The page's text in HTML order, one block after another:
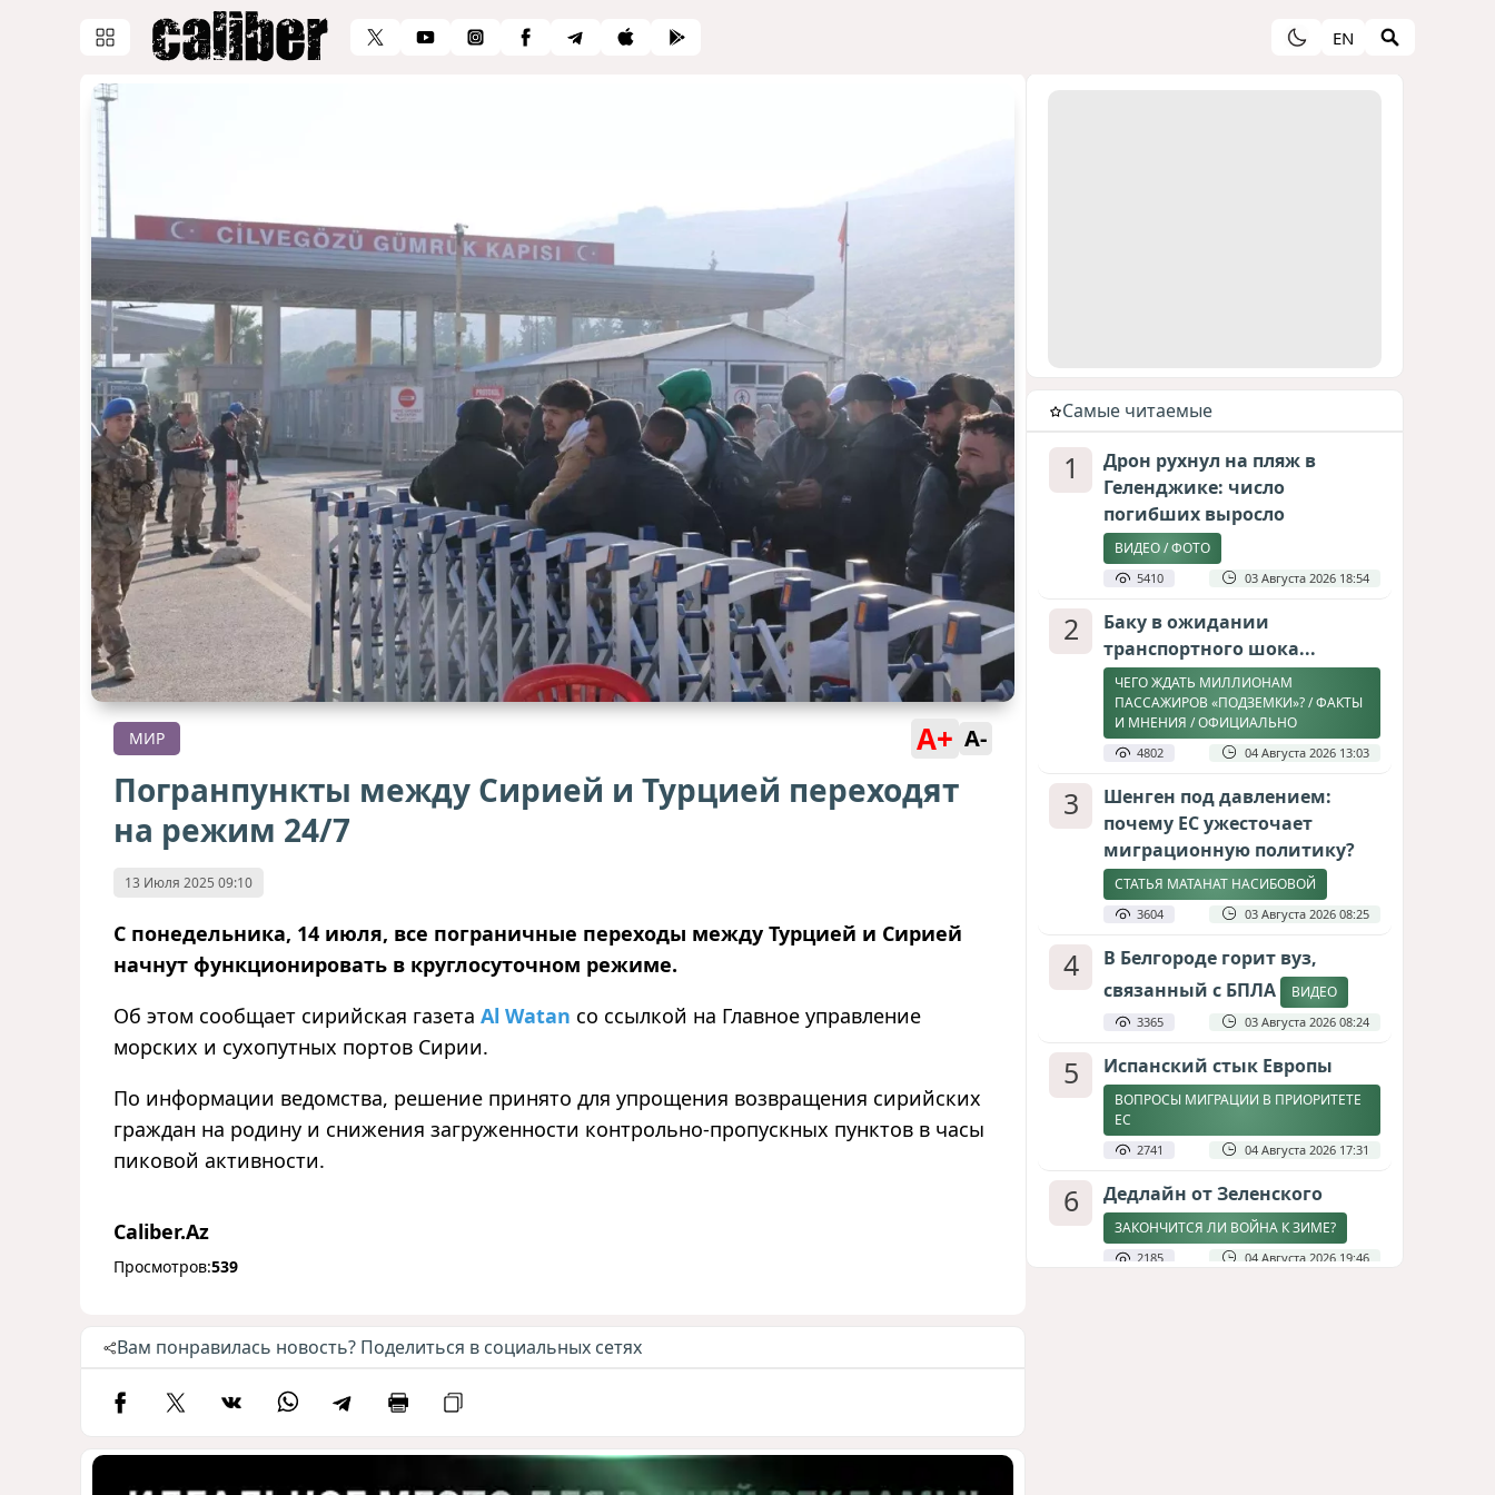
EN
МИР A+ A-
Погранпункты между Сирией и Турцией переходят
на режим 24/7
13 Июля 2025 09:10
С понедельника, 14 июля, все пограничные переходы между Турцией и Сирией
начнут функционировать в круглосуточном режиме.
Об этом сообщает сирийская газета Al Watan со ссылкой на Главное управление
морских и сухопутных портов Сирии.
По информации ведомства, решение принято для упрощения возвращения сирийских
граждан на родину и снижения загруженности контрольно-пропускных пунктов в часы
пиковой активности.
Caliber.Az
Просмотров:539
Вам понравилась новость? Поделиться в социальных сетях
Cамые читаемые
1
Дрон рухнул на пляж в
Геленджике: число
погибших выросло
ВИДЕО / ФОТО
5410 03 Августа 2026 18:54
2
Баку в ожидании
транспортного шока...
ЧЕГО ЖДАТЬ МИЛЛИОНАМ
ПАССАЖИРОВ «ПОДЗЕМКИ»? / ФАКТЫ
И МНЕНИЯ / ОФИЦИАЛЬНО
4802 04 Августа 2026 13:03
3
Шенген под давлением:
почему ЕС ужесточает
миграционную политику?
СТАТЬЯ МАТАНАТ НАСИБОВОЙ
3604 03 Августа 2026 08:25
4
В Белгороде горит вуз,
связанный с БПЛА
ВИДЕО
3365 03 Августа 2026 08:24
5 Испанский стык Европы
ВОПРОСЫ МИГРАЦИИ В ПРИОРИТЕТЕ
ЕС
2741 04 Августа 2026 17:31
6 Дедлайн от Зеленского
ЗАКОНЧИТСЯ ЛИ ВОЙНА К ЗИМЕ?
2185 04 Августа 2026 19:46